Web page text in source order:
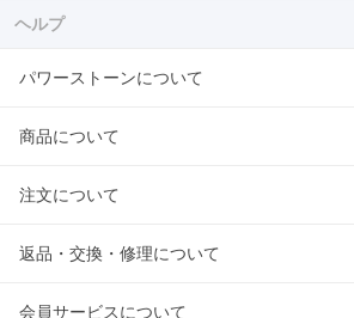
ヘルプ
パワーストーンについて
商品について
注文について
返品・交換・修理について
会員サービスについて